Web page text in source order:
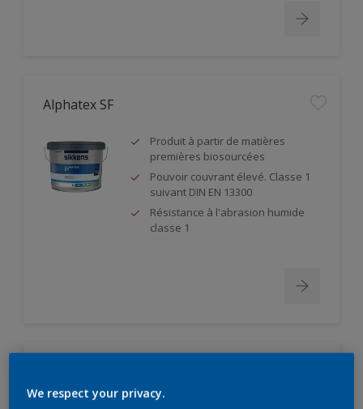
Alphatex SF
Produit à partir de matières
premières biosourcées
Pouvoir couvrant élevé. Classe 1
suivant DIN EN 13300
Résistance à l'abrasion humide
classe 1
We respect your privacy.